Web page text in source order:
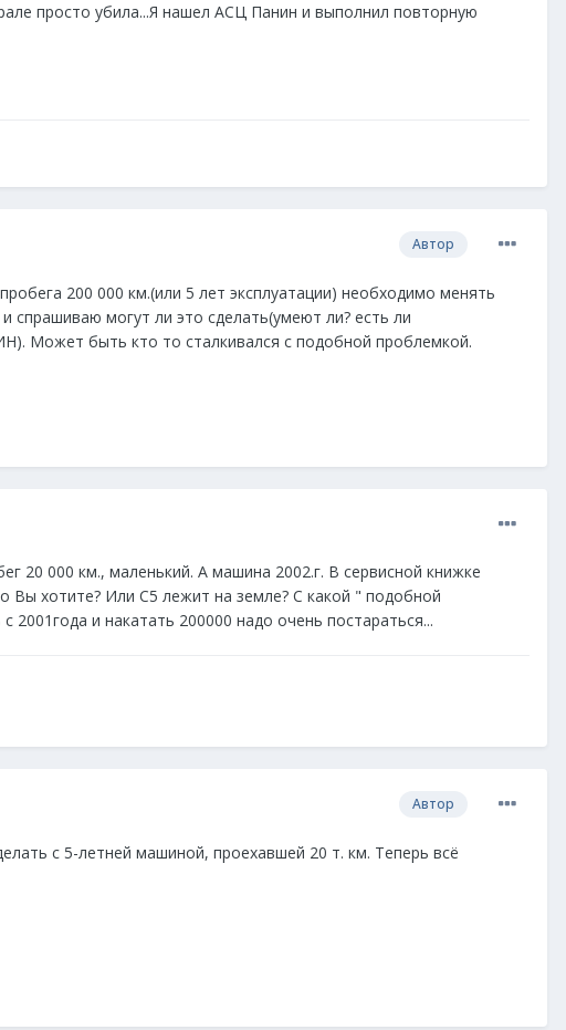
просто убила...Я нашел АСЦ Панин и выполнил повторную
Автор
200 000 км.(или 5 лет эксплуатации) необходимо менять
спрашиваю могут ли это сделать(умеют ли? есть ли
Может быть кто то сталкивался с подобной проблемкой.
20 000 км., маленький. А машина 2002.г. В сервисной книжке
Вы хотите? Или С5 лежит на земле? С какой " подобной
и накатать 200000 надо очень постараться...
Автор
с 5-летней машиной, проехавшей 20 т. км. Теперь всё